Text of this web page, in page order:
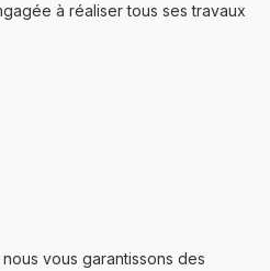
à réaliser tous ses travaux
vous garantissons des